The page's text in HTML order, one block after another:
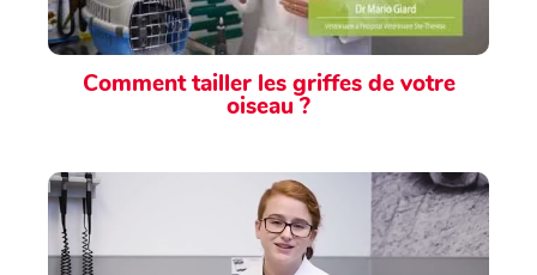
Comment tailler les griffes de votre
oiseau ?